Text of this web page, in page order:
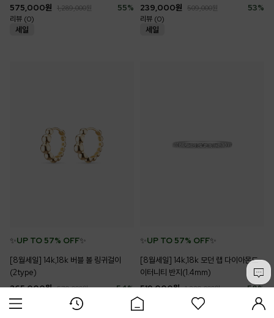
55%
575,000원 1,289,000원
리뷰 (0)
53%
239,000원 509,000원
리뷰 (0)
✨UP TO 57% OFF✨
[8월세일] 14k,18k 버블 볼 링귀걸이
(2type)
54%
265,000원 579,000원
리뷰 (0)
✨UP TO 57% OFF✨
[8월세일] 14k,18k 모던 랩 다이아몬드
이터니티 반지(1.4mm)
58%
519,000원 1,229,000원
리뷰 (0)